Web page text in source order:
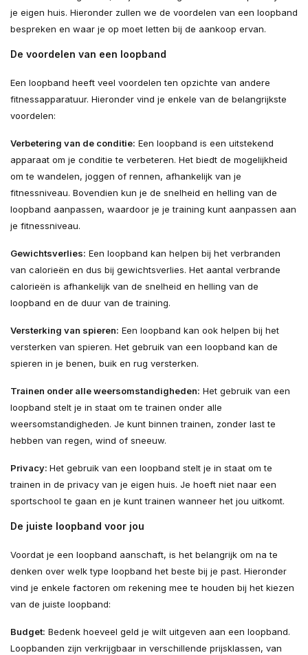
je eigen huis. Hieronder zullen we de voordelen van een loopband
bespreken en waar je op moet letten bij de aankoop ervan.
De voordelen van een loopband
Een loopband heeft veel voordelen ten opzichte van andere
fitnessapparatuur. Hieronder vind je enkele van de belangrijkste
voordelen:
Verbetering van de conditie: Een loopband is een uitstekend
apparaat om je conditie te verbeteren. Het biedt de mogelijkheid
om te wandelen, joggen of rennen, afhankelijk van je
fitnessniveau. Bovendien kun je de snelheid en helling van de
loopband aanpassen, waardoor je je training kunt aanpassen aan
je fitnessniveau.
Gewichtsverlies: Een loopband kan helpen bij het verbranden
van calorieën en dus bij gewichtsverlies. Het aantal verbrande
calorieën is afhankelijk van de snelheid en helling van de
loopband en de duur van de training.
Versterking van spieren: Een loopband kan ook helpen bij het
versterken van spieren. Het gebruik van een loopband kan de
spieren in je benen, buik en rug versterken.
Trainen onder alle weersomstandigheden: Het gebruik van een
loopband stelt je in staat om te trainen onder alle
weersomstandigheden. Je kunt binnen trainen, zonder last te
hebben van regen, wind of sneeuw.
Privacy: Het gebruik van een loopband stelt je in staat om te
trainen in de privacy van je eigen huis. Je hoeft niet naar een
sportschool te gaan en je kunt trainen wanneer het jou uitkomt.
De juiste loopband voor jou
Voordat je een loopband aanschaft, is het belangrijk om na te
denken over welk type loopband het beste bij je past. Hieronder
vind je enkele factoren om rekening mee te houden bij het kiezen
van de juiste loopband:
Budget: Bedenk hoeveel geld je wilt uitgeven aan een loopband.
Loopbanden zijn verkrijgbaar in verschillende prijsklassen, van